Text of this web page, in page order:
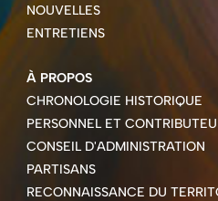
NOUVELLES
ENTRETIENS
À PROPOS
CHRONOLOGIE HISTORIQUE
PERSONNEL ET
CONSEIL D'ADMINISTRATION
PARTISANS
RECONNAISSANCE DU